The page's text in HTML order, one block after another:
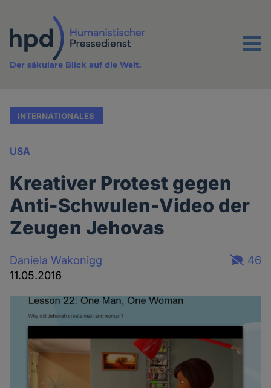
Inhalt
Menu
Der säkulare Blick auf die Welt.
INTERNATIONALES
USA
Kreativer Protest gegen
Anti-Schwulen-Video der
Zeugen Jehovas
Daniela Wakonigg
11.05.2016
46